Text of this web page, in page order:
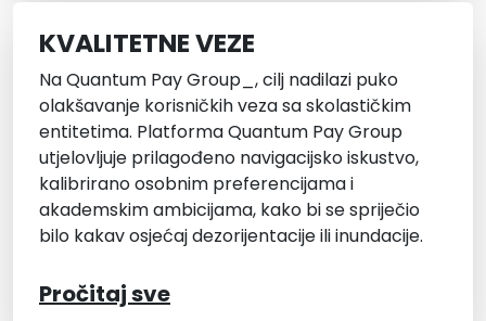
KVALITETNE VEZE
Na Quantum Pay Group_, cilj nadilazi puko
olakšavanje korisničkih veza sa skolastičkim
entitetima. Platforma Quantum Pay Group
utjelovljuje prilagođeno navigacijsko iskustvo,
kalibrirano osobnim preferencijama i
akademskim ambicijama, kako bi se spriječio
bilo kakav osjećaj dezorijentacije ili inundacije.
Pročitaj sve